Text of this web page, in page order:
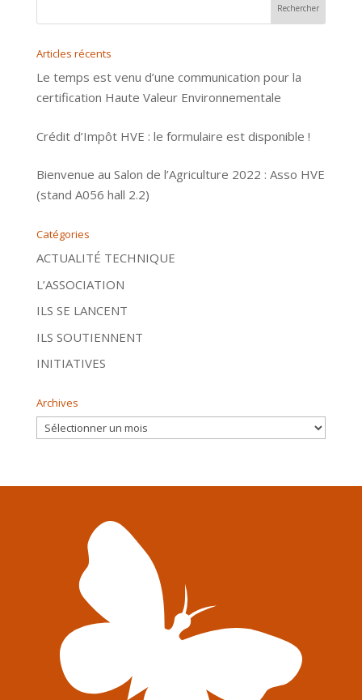
Articles récents
Le temps est venu d’une communication pour la
certification Haute Valeur Environnementale
Crédit d’Impôt HVE : le formulaire est disponible !
Bienvenue au Salon de l’Agriculture 2022 : Asso HVE
(stand A056 hall 2.2)
Catégories
ACTUALITÉ TECHNIQUE
L’ASSOCIATION
ILS SE LANCENT
ILS SOUTIENNENT
INITIATIVES
Archives
Archives